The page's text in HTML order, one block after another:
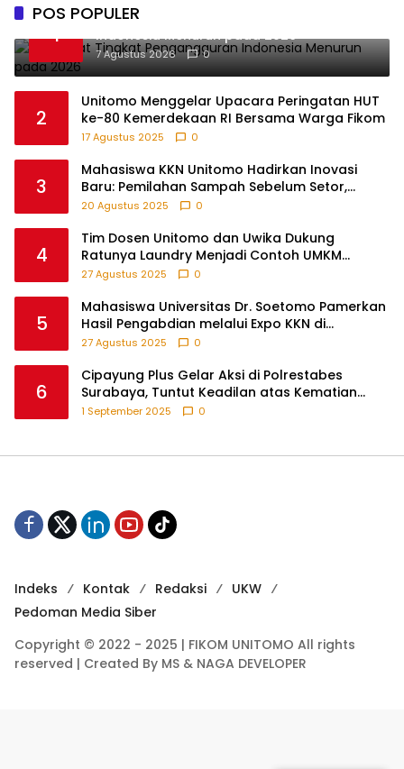
POS POPULER
1
BPS Catat Tingkat Pengangguran
Indonesia Menurun pada 2026
7 Agustus 2026 0
2
Unitomo Menggelar Upacara Peringatan HUT
ke-80 Kemerdekaan RI Bersama Warga Fikom
17 Agustus 2025 0
3
Mahasiswa KKN Unitomo Hadirkan Inovasi
Baru: Pemilahan Sampah Sebelum Setor,
Anak-anak Turut Partisipasi Lewat Game
20 Agustus 2025 0
4
Tim Dosen Unitomo dan Uwika Dukung
Ratunya Laundry Menjadi Contoh UMKM
Berbasis Teknologi
27 Agustus 2025 0
5
Mahasiswa Universitas Dr. Soetomo Pamerkan
Hasil Pengabdian melalui Expo KKN di
Krejengan, Probolinggo
27 Agustus 2025 0
6
Cipayung Plus Gelar Aksi di Polrestabes
Surabaya, Tuntut Keadilan atas Kematian
Pengemudi Ojek Online dan Tindakan Represif
1 September 2025 0
Indeks Kontak Redaksi
UKW
Pedoman Media Siber
Copyright © 2022 - 2025 | FIKOM UNITOMO All rights
reserved | Created By MS & NAGA DEVELOPER